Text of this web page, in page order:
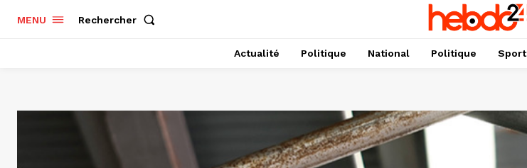
MENU Rechercher
Actualité Politique National Politique Sport